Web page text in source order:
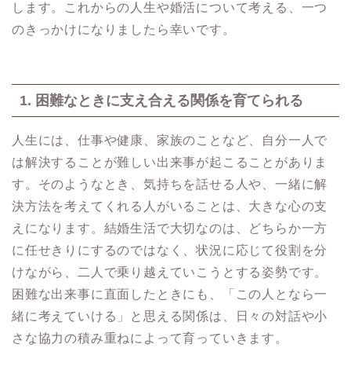
します。これからの人生や婚活について考える、一つ
のきっかけになりましたら幸いです。
1. 困難なときに支え合える関係を育てられる
人生には、仕事や健康、家族のことなど、自分一人で
は解決することが難しい出来事が起こることがありま
す。そのようなとき、気持ちを話せる人や、一緒に解
決方法を考えてくれる人がいることは、大きな心の支
えになります。結婚生活で大切なのは、どちらか一方
に任せきりにするのではなく、状況に応じて役割を分
けながら、二人で乗り越えていこうとする姿勢です。
困難な出来事に直面したときにも、「この人となら一
緒に考えていける」と思える関係は、日々の対話や小
さな協力の積み重ねによって育っていきます。